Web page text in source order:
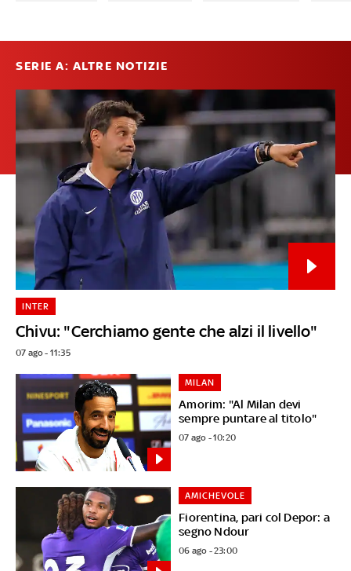
SERIE A: ALTRE NOTIZIE
Chivu: "Cerchiamo gente che alzi il livello"
INTER
07 ago - 11:35
Amorim: "Al Milan devi
sempre puntare al titolo"
MILAN
07 ago - 10:20
Fiorentina, pari col Depor: a
segno Ndour
AMICHEVOLE
06 ago - 23:00